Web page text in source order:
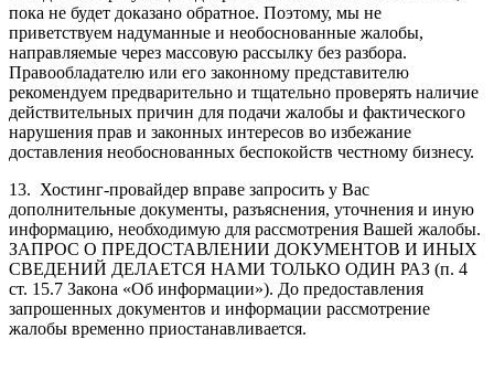
пока не будет доказано обратное. Поэтому, мы не
приветствуем надуманные и необоснованные жалобы,
направляемые через массовую рассылку без разбора.
Правообладателю или его законному представителю
рекомендуем предварительно и тщательно проверять наличие
действительных причин для подачи жалобы и фактического
нарушения прав и законных интересов во избежание
доставления необоснованных беспокойств честному бизнесу.
13. Хостинг-провайдер вправе запросить у Вас
дополнительные документы, разъяснения, уточнения и иную
информацию, необходимую для рассмотрения Вашей жалобы.
ЗАПРОС О ПРЕДОСТАВЛЕНИИ ДОКУМЕНТОВ И ИНЫХ
СВЕДЕНИЙ ДЕЛАЕТСЯ НАМИ ТОЛЬКО ОДИН РАЗ (п. 4
ст. 15.7 Закона «Об информации»). До предоставления
запрошенных документов и информации рассмотрение
жалобы временно приостанавливается.